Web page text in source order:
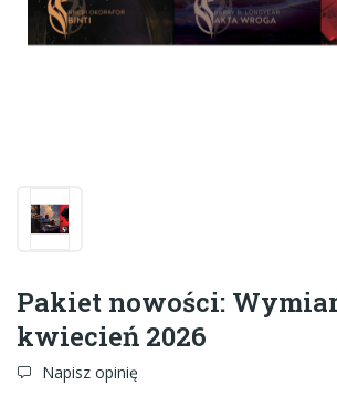
Pakiet nowości:
kwiecień 2026
Napisz opinię